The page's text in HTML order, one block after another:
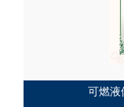
可燃液